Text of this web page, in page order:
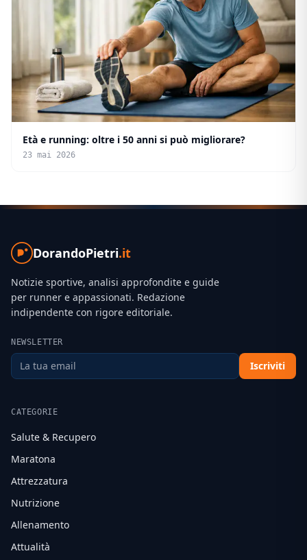
Età e running: oltre i 50 anni si può migliorare?
23 mai 2026
DorandoPietri.it
Notizie sportive, analisi approfondite e guide
per runner e appassionati. Redazione
indipendente con rigore editoriale.
NEWSLETTER
Iscriviti
CATEGORIE
Salute & Recupero
Maratona
Attrezzatura
Nutrizione
Allenamento
Attualità